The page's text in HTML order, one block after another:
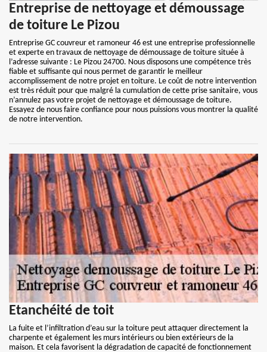
Entreprise de nettoyage et démoussage
de toiture Le Pizou
Entreprise GC couvreur et ramoneur 46 est une entreprise professionnelle
et experte en travaux de nettoyage de démoussage de toiture située à
l’adresse suivante : Le Pizou 24700. Nous disposons une compétence très
fiable et suffisante qui nous permet de garantir le meilleur
accomplissement de notre projet en toiture. Le coût de notre intervention
est très réduit pour que malgré la cumulation de cette prise sanitaire, vous
n’annulez pas votre projet de nettoyage et démoussage de toiture.
Essayez de nous faire confiance pour nous puissions vous montrer la qualité
de notre intervention.
Etanchéité de toit
La fuite et l’infiltration d’eau sur la toiture peut attaquer directement la
charpente et également les murs intérieurs ou bien extérieurs de la
maison. Et cela favorisent la dégradation de capacité de fonctionnement